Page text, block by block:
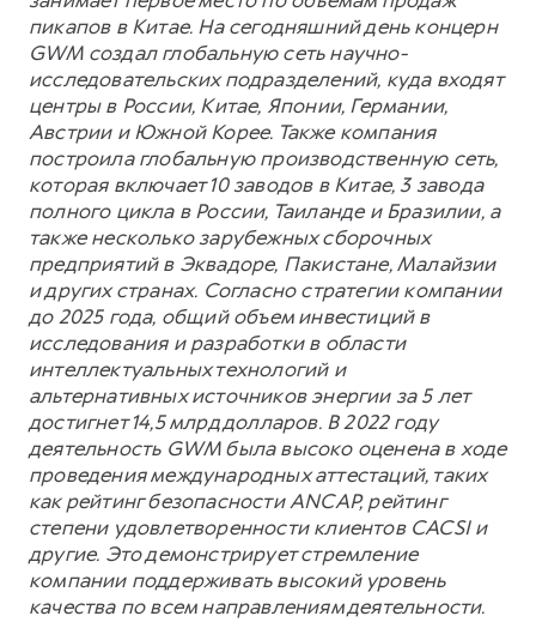
пикапов в Китае. На сегодняшний день концерн
GWM создал глобальную сеть научно-
исследовательских подразделений, куда входят
центры в России, Китае, Японии, Германии,
Австрии и Южной Корее. Также компания
построила глобальную производственную сеть,
которая включает 10 заводов в Китае, 3 завода
полного цикла в России, Таиланде и Бразилии, а
также несколько зарубежных сборочных
предприятий в Эквадоре, Пакистане, Малайзии
и других странах. Согласно стратегии компании
до 2025 года, общий объем инвестиций в
исследования и разработки в области
интеллектуальных технологий и
альтернативных источников энергии за 5 лет
достигнет 14,5 млрд долларов. В 2022 году
деятельность GWM была высоко оценена в ходе
проведения международных аттестаций, таких
как рейтинг безопасности ANCAP, рейтинг
степени удовлетворенности клиентов CACSI и
другие. Это демонстрирует стремление
компании поддерживать высокий уровень
качества по всем направлениям деятельности.